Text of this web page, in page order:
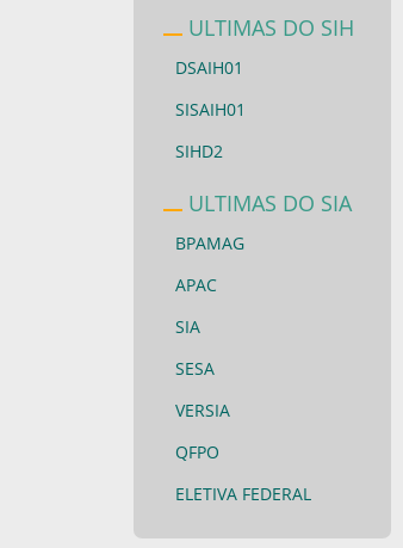
ULTIMAS DO SIH
DSAIH01
SISAIH01
SIHD2
ULTIMAS DO SIA
BPAMAG
APAC
SIA
SESA
VERSIA
QFPO
ELETIVA FEDERAL